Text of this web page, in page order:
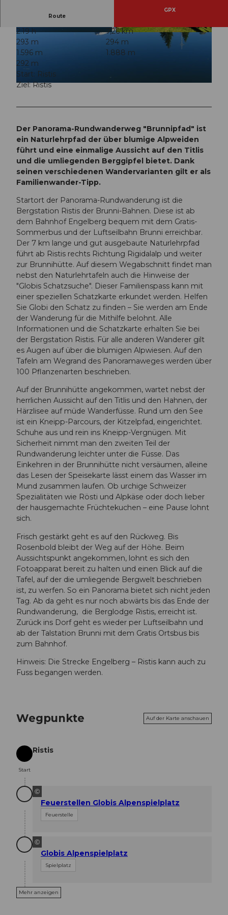
© Engelberg - Titlis Tourismus, Engelberg-Titlis Tourismus
© Engelberg - Titlis Tourismus, Engelberg-Titlis
Tourismus
© Engelberg - Titlis Tourismus, Engelberg-Titlis
Route
GPX
2:19 h
7,26 km
293 m
294 m
1.596 m
1.888 m
292 m
Start: Ristis
Ziel: Ristis
Der Panorama-Rundwanderweg "Brunnipfad" ist
ein Naturlehrpfad der über blumige Alpweiden
führt und eine einmalige Aussicht auf den Titlis
und die umliegenden Berggipfel bietet. Dank
seinen verschiedenen Wandervarianten gilt er als
Familienwander-Tipp.
Startort der Panorama-Rundwanderung ist die
Bergstation Ristis der Brunni-Bahnen. Diese ist ab
dem Bahnhof Engelberg bequem mit dem Gratis-
Sommerbus und der Luftseilbahn Brunni erreichbar.
Der 7 km lange und gut ausgebaute Naturlehrpfad
führt ab Ristis rechts Richtung Rigidalalp und weiter
zur Brunnihütte. Auf diesem Wegabschnitt findet man
nebst den Naturlehrtafeln auch die Hinweise der
"Globis Schatzsuche". Dieser Familienspass kann mit
einer speziellen Schatzkarte erkundet werden. Helfen
Sie Globi den Schatz zu finden – Sie werden am Ende
der Wanderung für die Mithilfe belohnt. Alle
Informationen und die Schatzkarte erhalten Sie bei
der Bergstation Ristis. Für alle anderen Wanderer gilt
es Augen auf über die blumigen Alpwiesen. Auf den
Tafeln am Wegrand des Panoramaweges werden über
100 Pflanzenarten beschrieben.
Auf der Brunnihütte angekommen, wartet nebst der
herrlichen Aussicht auf den Titlis und den Hahnen, der
Härzlisee auf müde Wanderfüsse. Rund um den See
ist ein Kneipp-Parcours, der Kitzelpfad, eingerichtet.
Schuhe aus und rein ins Kneipp-Vergnügen. Mit
Sicherheit nimmt man den zweiten Teil der
Rundwanderung leichter unter die Füsse. Das
Einkehren in der Brunnihütte nicht versäumen, alleine
das Lesen der Speisekarte lässt einem das Wasser im
Mund zusammen laufen. Ob urchige Schweizer
Spezialitäten wie Rösti und Alpkäse oder doch lieber
der hausgemachte Früchtekuchen – eine Pause lohnt
sich.
Frisch gestärkt geht es auf den Rückweg. Bis
Rosenbold bleibt der Weg auf der Höhe. Beim
Aussichtspunkt angekommen, lohnt es sich den
Fotoapparat bereit zu halten und einen Blick auf die
Tafel, auf der die umliegende Bergwelt beschrieben
ist, zu werfen. So ein Panorama bietet sich nicht jeden
Tag. Ab da geht es nur noch abwärts bis das Ende der
Rundwanderung, die Berglodge Ristis, erreicht ist.
Zurück ins Dorf geht es wieder per Luftseilbahn und
ab der Talstation Brunni mit dem Gratis Ortsbus bis
zum Bahnhof.
Hinweis: Die Strecke Engelberg – Ristis kann auch zu
Fuss begangen werden.
Wegpunkte Auf der Karte anschauen
Start
Start
Ristis
©
Feuerstellen Globis Alpenspielplatz
Feuerstelle
©
Globis Alpenspielplatz
Spielplatz
Mehr anzeigen